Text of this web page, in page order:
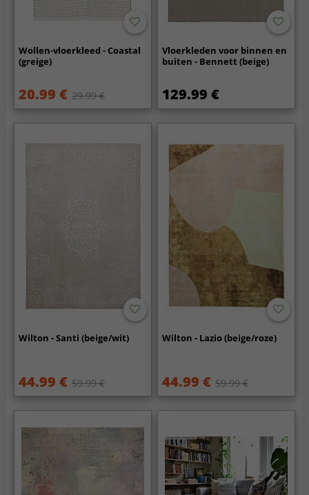
Wollen-vloerkleed - Coastal
(greige)
20.99 € 29.99 €
Vloerkleden voor binnen en
buiten - Bennett (beige)
129.99 €
Wilton - Santi (beige/wit)
44.99 € 59.99 €
Wilton - Lazio (beige/roze)
44.99 € 59.99 €